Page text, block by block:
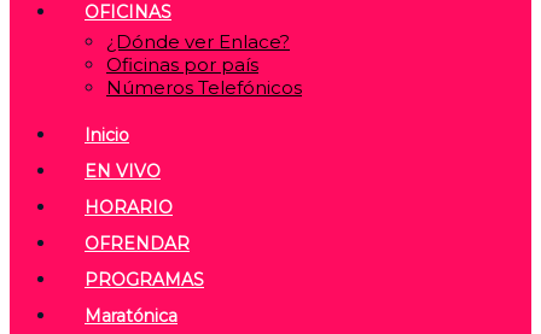
OFICINAS
¿Dónde ver Enlace?
Oficinas por país
Números Telefónicos
Inicio
EN VIVO
HORARIO
OFRENDAR
PROGRAMAS
Maratónica